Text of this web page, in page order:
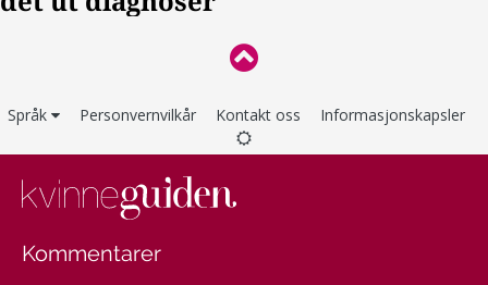
Språk Personvernvilkår Kontakt oss Informasjonskapsler
Kommentarer